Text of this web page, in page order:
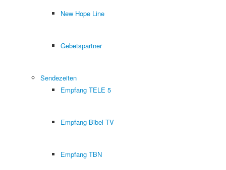
New Hope Line
Gebetspartner
Sendezeiten
Empfang TELE 5
Empfang Bibel TV
Empfang TBN